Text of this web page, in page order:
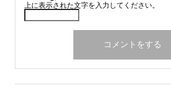
上に表示された文字を入力してください。